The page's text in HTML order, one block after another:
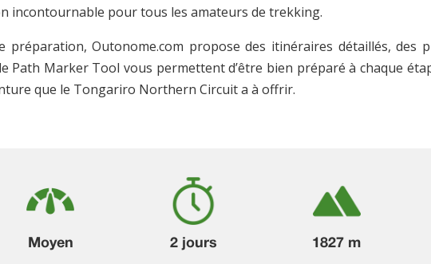
incontournable pour tous les amateurs de trekking.
préparation, Outonome.com propose des itinéraires détaillés, des
Path Marker Tool vous permettent d’être bien préparé à chaque
que le Tongariro Northern Circuit a à offrir.
Moyen 2 jours 1827 m